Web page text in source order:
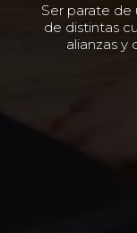
Ser parate de
de distintas
alianzas y